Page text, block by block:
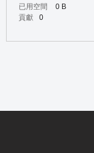
已用空間
0 B
貢獻
0